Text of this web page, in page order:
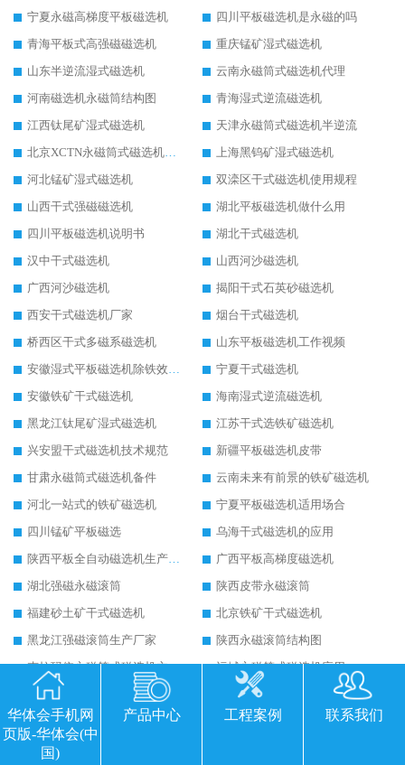
宁夏永磁高梯度平板磁选机
四川平板磁选机是永磁的吗
青海平板式高强磁磁选机
重庆锰矿湿式磁选机
山东半逆流湿式磁选机
云南永磁筒式磁选机代理
河南磁选机永磁筒结构图
青海湿式逆流磁选机
江西钛尾矿湿式磁选机
天津永磁筒式磁选机半逆流
北京XCTN永磁筒式磁选机磁块位置
上海黑钨矿湿式磁选机
河北锰矿湿式磁选机
双滦区干式磁选机使用规程
山西干式强磁磁选机
湖北平板磁选机做什么用
四川平板磁选机说明书
湖北干式磁选机
汉中干式磁选机
山西河沙磁选机
广西河沙磁选机
揭阳干式石英砂磁选机
西安干式磁选机厂家
烟台干式磁选机
桥西区干式多磁系磁选机
山东平板磁选机工作视频
安徽湿式平板磁选机除铁效果怎么样
宁夏干式磁选机
安徽铁矿干式磁选机
海南湿式逆流磁选机
黑龙江钛尾矿湿式磁选机
江苏干式选铁矿磁选机
兴安盟干式磁选机技术规范
新疆平板磁选机皮带
甘肃永磁筒式磁选机备件
云南未来有前景的铁矿磁选机
河北一站式的铁矿磁选机
宁夏平板磁选机适用场合
四川锰矿平板磁选
乌海干式磁选机的应用
陕西平板全自动磁选机生产厂家
广西平板高梯度磁选机
湖北强磁永磁滚筒
陕西皮带永磁滚筒
福建砂土矿干式磁选机
北京铁矿干式磁选机
黑龙江强磁滚筒生产厂家
陕西永磁滚筒结构图
克拉玛依永磁筒式磁选机主要技术参数
运城永磁筒式磁选机应用
河源精选钨精矿干式磁选机
江苏铁矿干式磁选机
朔州铁矿永磁筒式磁选机
四平永磁筒式磁选机
湖南平板磁选机厂家
华体会手机网
页版-华体会(中
国)
产品中心 工程案例 联系我们